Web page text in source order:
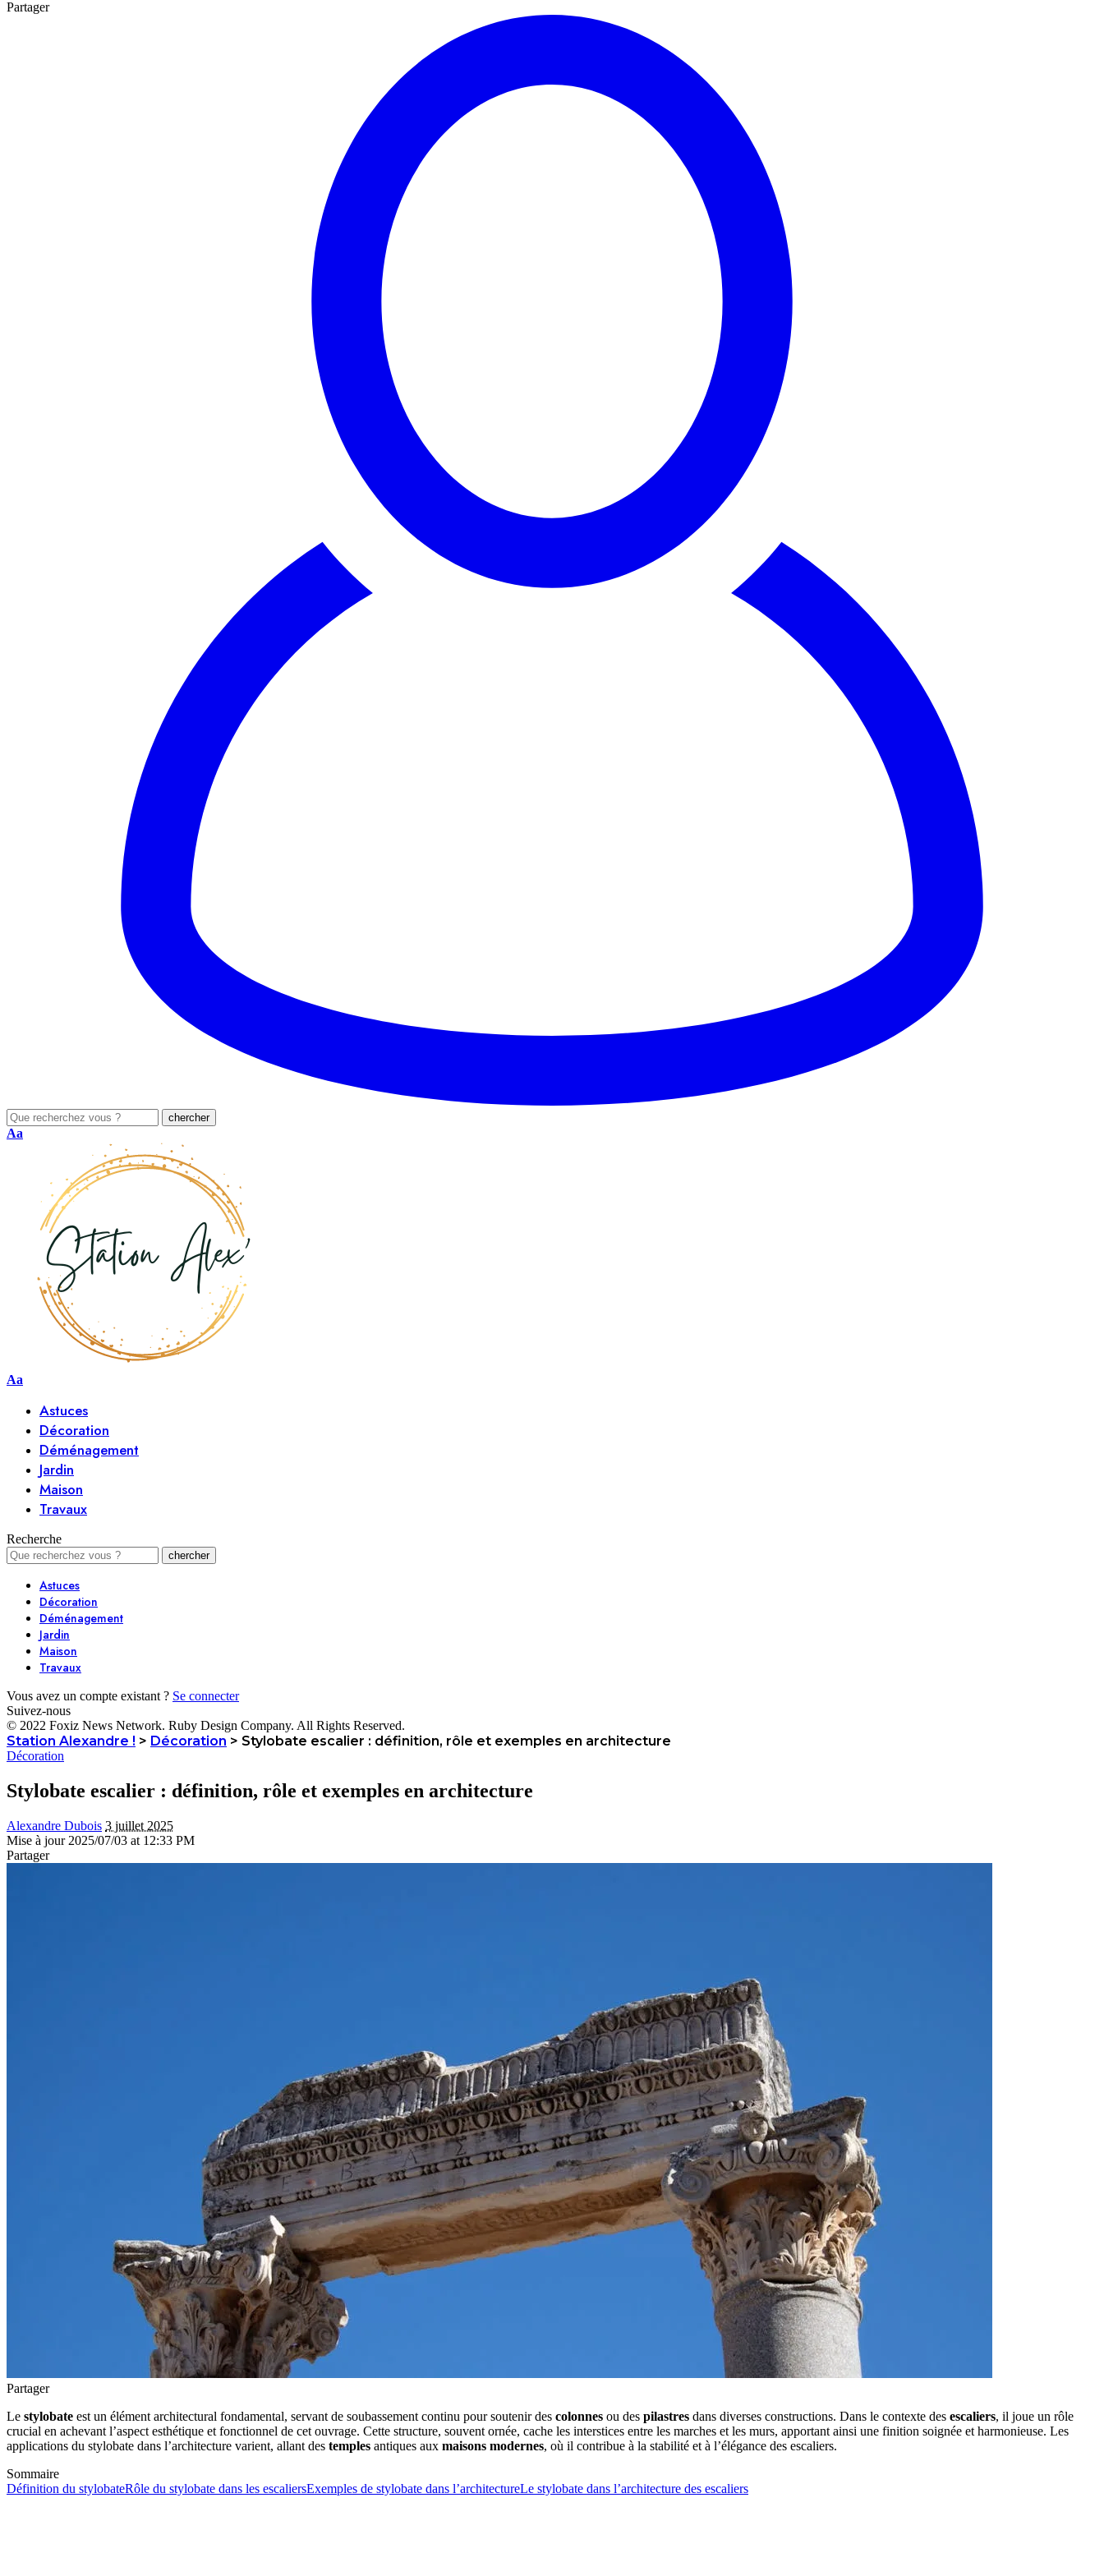
Partager
Aa
Aa
Astuces
Décoration
Déménagement
Jardin
Maison
Travaux
Recherche
Astuces
Décoration
Déménagement
Jardin
Maison
Travaux
Vous avez un compte existant ? Se connecter
Suivez-nous
© 2022 Foxiz News Network. Ruby Design Company. All Rights Reserved.
Station Alexandre ! > Décoration > Stylobate escalier : définition, rôle et exemples en architecture
Décoration
Stylobate escalier : définition, rôle et exemples en architecture
Alexandre Dubois 3 juillet 2025
Mise à jour 2025/07/03 at 12:33 PM
Partager
Partager
Le stylobate est un élément architectural fondamental, servant de soubassement continu pour soutenir des colonnes ou des pilastres dans diverses constructions. Dans le contexte des escaliers, il joue un rôle
crucial en achevant l’aspect esthétique et fonctionnel de cet ouvrage. Cette structure, souvent ornée, cache les interstices entre les marches et les murs, apportant ainsi une finition soignée et harmonieuse. Les
applications du stylobate dans l’architecture varient, allant des temples antiques aux maisons modernes, où il contribue à la stabilité et à l’élégance des escaliers.
Sommaire
Définition du stylobateRôle du stylobate dans les escaliersExemples de stylobate dans l’architectureLe stylobate dans l’architecture des escaliers